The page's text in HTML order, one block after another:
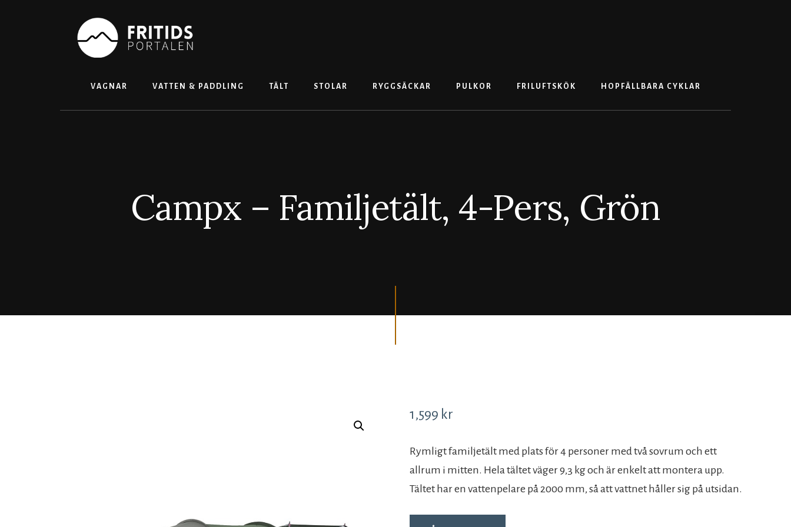
VAGNAR VATTEN & PADDLING TÄLT STOLAR RYGGSÄCKAR PULKOR FRILUFTSKÖK HOPFÄLLBARA CYKLAR
Campx – Familjetält, 4-Pers, Grön
1,599 kr
Rymligt familjetält med plats för 4 personer med två sovrum och ett
allrum i mitten. Hela tältet väger 9,3 kg och är enkelt att montera upp.
Tältet har en vattenpelare på 2000 mm, så att vattnet håller sig på utsidan.